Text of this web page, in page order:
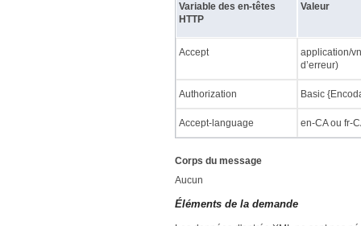
Variable des en-têtes
HTTP
Valeur
Accept
application/
d’erreur)
Authorization Basic
Accept-language en-CA ou fr-
Corps du message
Aucun
Éléments de la demande